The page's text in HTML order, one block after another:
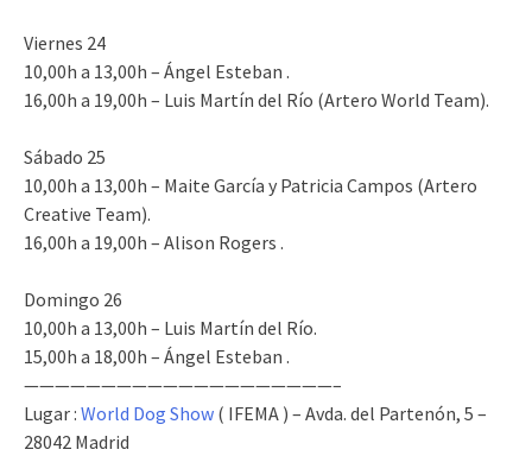
Viernes 24
10,00h a 13,00h – Ángel Esteban .
16,00h a 19,00h – Luis Martín del Río (Artero World Team).
Sábado 25
10,00h a 13,00h – Maite García y Patricia Campos (Artero
Creative Team).
16,00h a 19,00h – Alison Rogers .
Domingo 26
10,00h a 13,00h – Luis Martín del Río.
15,00h a 18,00h – Ángel Esteban .
————————————————————–​
Lugar : World Dog Show ( IFEMA ) – Avda. del Partenón, 5 –
28042 Madrid